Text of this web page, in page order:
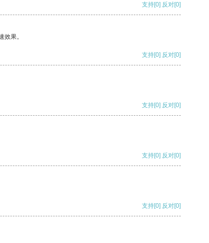
支持[0] 反对[0]
果。
支持[0] 反对[0]
支持[0] 反对[0]
支持[0] 反对[0]
支持[0] 反对[0]